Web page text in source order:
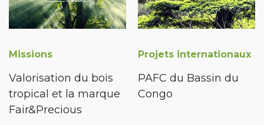
Missions
Valorisation du bois
tropical et la marque
Fair&Precious
Projets internationaux
PAFC du Bassin du
Congo